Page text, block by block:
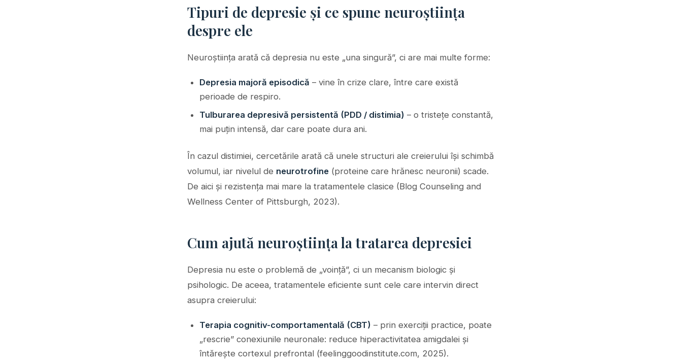
Tipuri de depresie și ce spune neuroștiința
despre ele
Neuroștiința arată că depresia nu este „una singură”, ci are mai multe forme:
Depresia majoră episodică – vine în crize clare, între care există
perioade de respiro.
Tulburarea depresivă persistentă (PDD / distimia) – o tristețe constantă,
mai puțin intensă, dar care poate dura ani.
În cazul distimiei, cercetările arată că unele structuri ale creierului își schimbă
volumul, iar nivelul de neurotrofine (proteine care hrănesc neuronii) scade.
De aici și rezistența mai mare la tratamentele clasice (Blog Counseling and
Wellness Center of Pittsburgh, 2023).
Cum ajută neuroștiința la tratarea depresiei
Depresia nu este o problemă de „voință”, ci un mecanism biologic și
psihologic. De aceea, tratamentele eficiente sunt cele care intervin direct
asupra creierului:
Terapia cognitiv-comportamentală (CBT) – prin exerciții practice, poate
„rescrie” conexiunile neuronale: reduce hiperactivitatea amigdalei și
întărește cortexul prefrontal (feelinggoodinstitute.com, 2025).